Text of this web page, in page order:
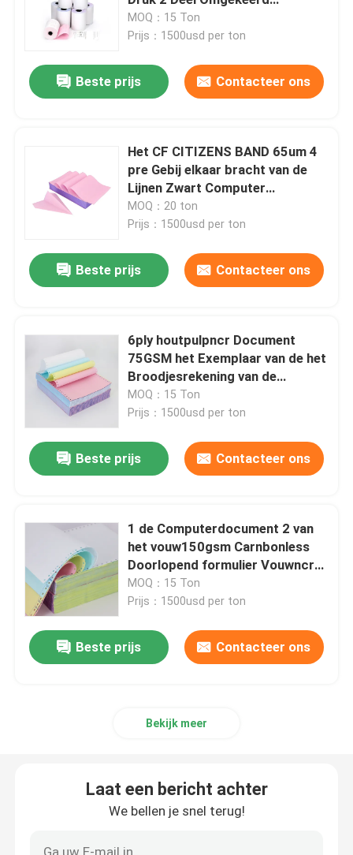
De Snijmachine van de etiketmatrijs
document die machine maken
Document Zonder koolstof
MOQ：15 Ton
Prijs：1500usd per ton
Beste prijs Contacteer ons
Het CF CITIZENS BAND 65um 4
pre Gebij elkaar bracht van de
Lijnen Zwart Computer
Document Zonder koolstof
MOQ：20 ton
Prijs：1500usd per ton
Beste prijs Contacteer ons
6ply houtpulpncr Document
75GSM het Exemplaar van de het
Broodjesrekening van de
Bureaucomputer
MOQ：15 Ton
Prijs：1500usd per ton
Beste prijs Contacteer ons
1 de Computerdocument 2 van
het vouw150gsm Carnbonless
Doorlopend formulier Vouwncr
de Sticker van de Computervorm
MOQ：15 Ton
Prijs：1500usd per ton
Beste prijs Contacteer ons
Bekijk meer
Laat een bericht achter
We bellen je snel terug!